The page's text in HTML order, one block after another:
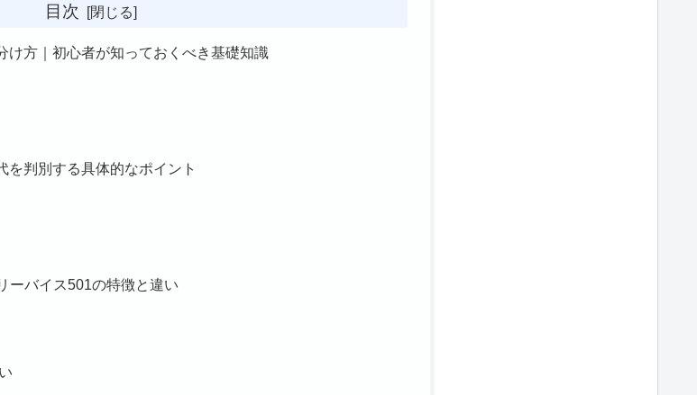
目次
け方｜初心者が知っておくべき基礎知識
を判別する具体的なポイント
ーバイス501の特徴と違い